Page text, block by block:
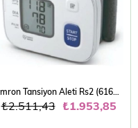
Omron Tansiyon Aleti Rs2 (6161-e) Bilekten
₺1.953,85
₺2.511,43